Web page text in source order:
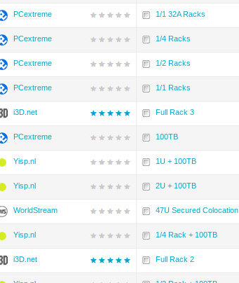
PCextreme 1/1 32A Racks
PCextreme 1/4 Racks
PCextreme 1/2 Racks
PCextreme 1/1 Racks
i3D.net Full Rack 3
PCextreme 100TB
Yisp.nl 1U + 100TB
Yisp.nl 2U + 100TB
WorldStream 47U Secured Colocation
Yisp.nl 1/4 Rack + 100TB
i3D.net Full Rack 2